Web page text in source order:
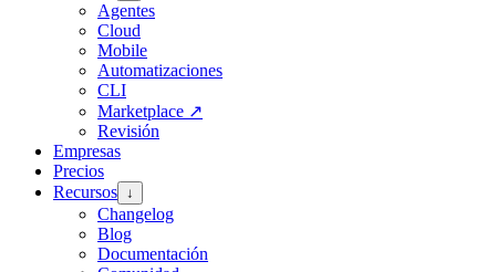
Agentes
Cloud
Mobile
Automatizaciones
CLI
Marketplace ↗
Revisión
Empresas
Precios
Recursos ↓
Changelog
Blog
Documentación